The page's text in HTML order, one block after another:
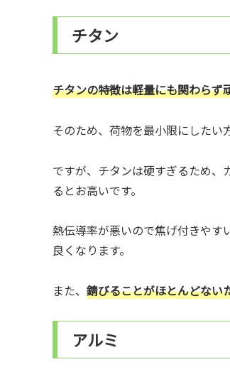
チタン
チタンの特徴は軽量にも関わらず
そのため、荷物を最小限にしたい
ですが、チタンは硬すぎるため
るとお高いです。
熱伝導率が悪いので焦げ付きやす
良くなります。
また、 錆びることがほとんどない
アルミ